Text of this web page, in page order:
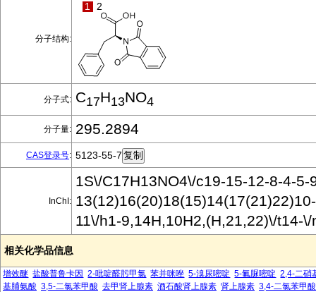
分子结构:
1 2
分子式: C17H13NO4
分子量: 295.2894
CAS登录号: 5123-55-7
InChI:
1S\/C17H13NO4\/c19-15-12-8-4-5-
11\/h1-9,14H,10H2,(H,21,22)\/t14-
相关化学品信息
增效醚 盐酸普鲁卡因 2-吡啶醛肟甲氯 苯并咪唑 5-溴尿嘧啶 5-氟脲嘧啶 2,4-二硝
基脯氨酸 3,5-二氯苯甲酸 去甲肾上腺素 酒石酸肾上腺素 肾上腺素 3,4-二氯苯甲酸